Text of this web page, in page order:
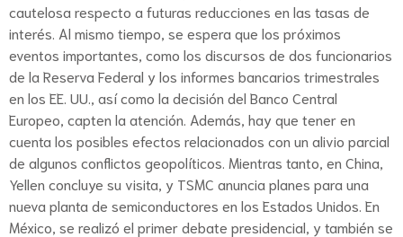
cautelosa respecto a futuras reducciones en las tasas de
interés. Al mismo tiempo, se espera que los próximos
eventos importantes, como los discursos de dos funcionarios
de la Reserva Federal y los informes bancarios trimestrales
en los EE. UU., así como la decisión del Banco Central
Europeo, capten la atención. Además, hay que tener en
cuenta los posibles efectos relacionados con un alivio parcial
de algunos conflictos geopolíticos. Mientras tanto, en China,
Yellen concluye su visita, y TSMC anuncia planes para una
nueva planta de semiconductores en los Estados Unidos. En
México, se realizó el primer debate presidencial, y también se